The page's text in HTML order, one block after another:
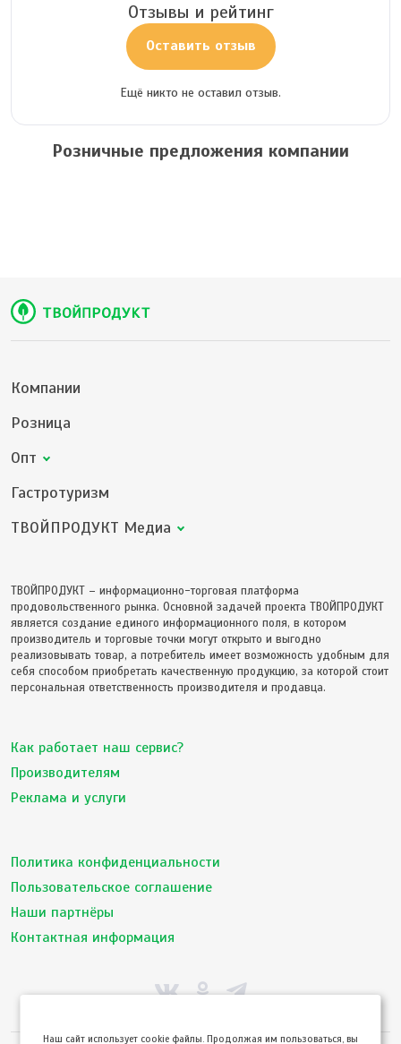
Отзывы и рейтинг
Оставить отзыв
Ещё никто не оставил отзыв.
Розничные предложения компании
Компании
Розница
Опт
Гастротуризм
ТВОЙПРОДУКТ Медиа
ТВОЙПРОДУКТ – информационно-торговая платформа
продовольственного рынка. Основной задачей проекта ТВОЙПРОДУКТ
является создание единого информационного поля, в котором
производитель и торговые точки могут открыто и выгодно
реализовывать товар, а потребитель имеет возможность удобным для
себя способом приобретать качественную продукцию, за которой стоит
персональная ответственность производителя и продавца.
Как работает наш сервис?
Производителям
Реклама и услуги
Политика конфиденциальности
Пользовательское соглашение
Наши партнёры
Контактная информация
Hаш сайт использует cookie файлы. Продолжая им пользоваться, вы